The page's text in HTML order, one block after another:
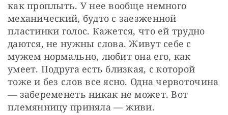
как проплыть. У нее вообще немного
механический, будто с заезженной
пластинки голос. Кажется, что ей трудно
даются, не нужны слова. Живут себе с
мужем нормально, любит она его, как
умеет. Подруга есть близкая, с которой
тоже и без слов все ясно. Одна червоточина
— забеременеть никак не может. Вот
племянницу приняла — живи.